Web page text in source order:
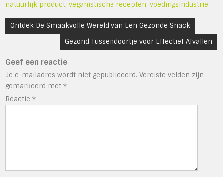
natuurlijk product,veganistische recepten,voedingsindustrie
Bericht
navigatie
Ontdek De Smaakvolle Wereld van Een Gezonde Snack
Gezond Tussendoortje voor Effectief Afvallen
Geef een reactie
Je e-mailadres wordt niet gepubliceerd. Vereiste velden zijn
gemarkeerd met*
Reactie*